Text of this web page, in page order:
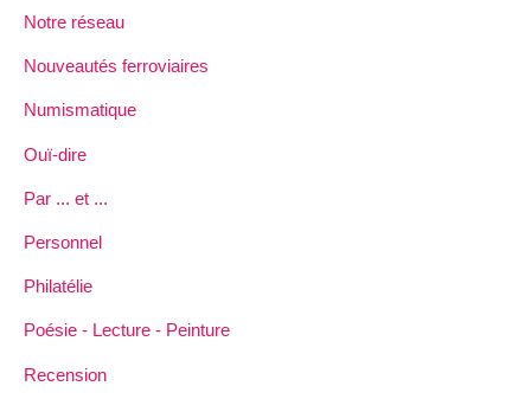
Notre réseau
Nouveautés ferroviaires
Numismatique
Ouï-dire
Par ... et ...
Personnel
Philatélie
Poésie - Lecture - Peinture
Recension